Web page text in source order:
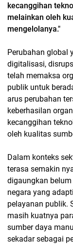
kecanggihan
melainkan oleh
mengelolanya."
Perubahan global
digitalisasi,
telah memaksa
publik untuk
arus perubahan
keberhasilan
kecanggihan
oleh kualitas
Dalam konteks
terasa semakin
digaungkan
negara yang
pelayanan publik.
masih kuatnya
sumber daya
sekadar sebagai